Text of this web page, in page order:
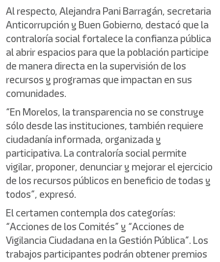
Al respecto, Alejandra Pani Barragán, secretaria
Anticorrupción y Buen Gobierno, destacó que la
contraloría social fortalece la confianza pública
al abrir espacios para que la población participe
de manera directa en la supervisión de los
recursos y programas que impactan en sus
comunidades.
“En Morelos, la transparencia no se construye
sólo desde las instituciones, también requiere
ciudadanía informada, organizada y
participativa. La contraloría social permite
vigilar, proponer, denunciar y mejorar el ejercicio
de los recursos públicos en beneficio de todas y
todos”, expresó.
El certamen contempla dos categorías:
“Acciones de los Comités” y “Acciones de
Vigilancia Ciudadana en la Gestión Pública”. Los
trabajos participantes podrán obtener premios